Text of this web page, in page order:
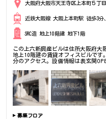
大阪府大阪市天王寺区上本町５丁
近鉄大阪線 大阪上本町駅 徒歩3
SRC造 地上10階建 地下1階
この上六新興産ビルは住所大阪府大
地上10階建の賃貸オフィスビルです
分のアクセス。設備情報は表玄関
さいませ！ その他、事務所、オフ
相談下さい。
募集フロア